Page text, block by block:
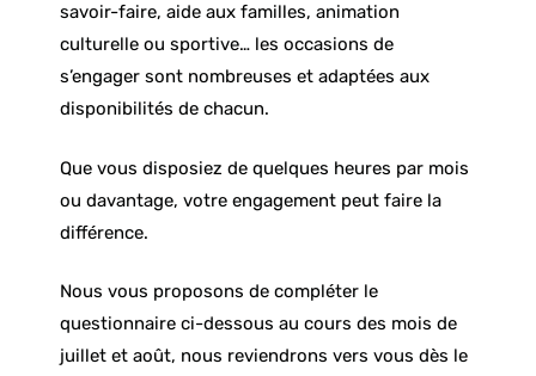
savoir-faire, aide aux familles, animation
culturelle ou sportive… les occasions de
s’engager sont nombreuses et adaptées aux
disponibilités de chacun.
Que vous disposiez de quelques heures par mois
ou davantage, votre engagement peut faire la
différence.
Nous vous proposons de compléter le
questionnaire ci-dessous au cours des mois de
juillet et août, nous reviendrons vers vous dès le